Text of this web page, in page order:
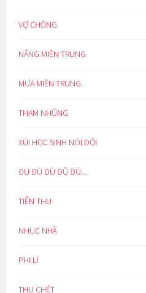
VỢ CHỒNG
NẮNG MIỀN TRUNG
MƯA MIỀN TRUNG
THAM NHŨNG
XÚI HỌC SINH NÓI DỐI
ĐU ĐÚ ĐÙ ĐŨ ĐỦ…
TIỄN THU
NHỤC NHÃ
PHI LÍ
THU CHẾT